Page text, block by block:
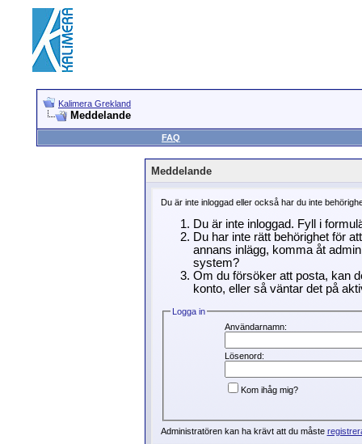
Kalimera Grekland
Meddelande
FAQ
Meddelande
Du är inte inloggad eller också har du inte
Du är inte inloggad. Fyll i
Du har inte rätt behörighet för
annans inlägg, komma åt
system?
Om du försöker att posta, kan
konto, eller så väntar det på
Logga in
Användarnamn:
Lösenord:
Kom ihåg mig?
Administratören kan ha krävt att du måste